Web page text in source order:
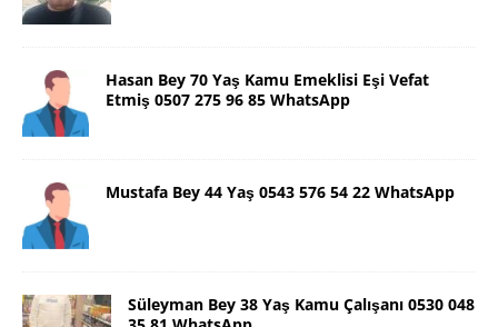
Hasan Bey 70 Yaş Kamu Emeklisi Eşi Vefat
Etmiş 0507 275 96 85 WhatsApp
Mustafa Bey 44 Yaş 0543 576 54 22 WhatsApp
Süleyman Bey 38 Yaş Kamu Çalışanı 0530 048